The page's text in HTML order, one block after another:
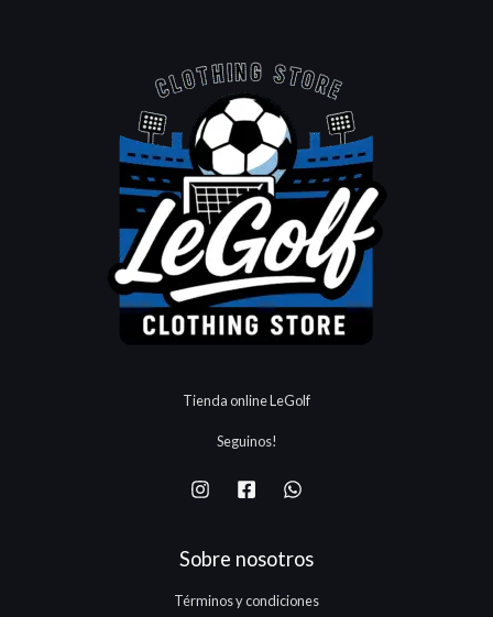
Tienda online LeGolf
Seguinos!
Sobre nosotros
Términos y condiciones